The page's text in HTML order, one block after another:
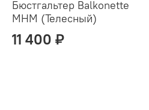
Бюстгальтер Balkonette
MHM (Телесный)
11 400 ₽